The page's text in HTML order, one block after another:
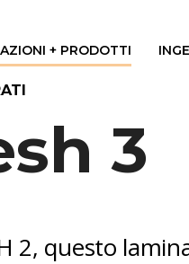
+ PRODOTTI
3
2, questo